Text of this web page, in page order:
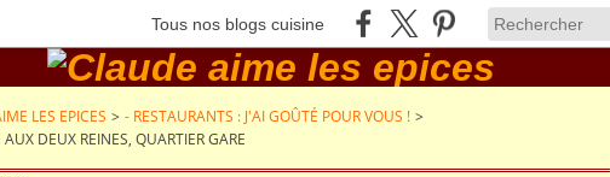
Tous nos blogs cuisine
LES EPICES > - RESTAURANTS : J'AI GOÛTÉ POUR VOUS ! >
AUX DEUX REINES, QUARTIER GARE